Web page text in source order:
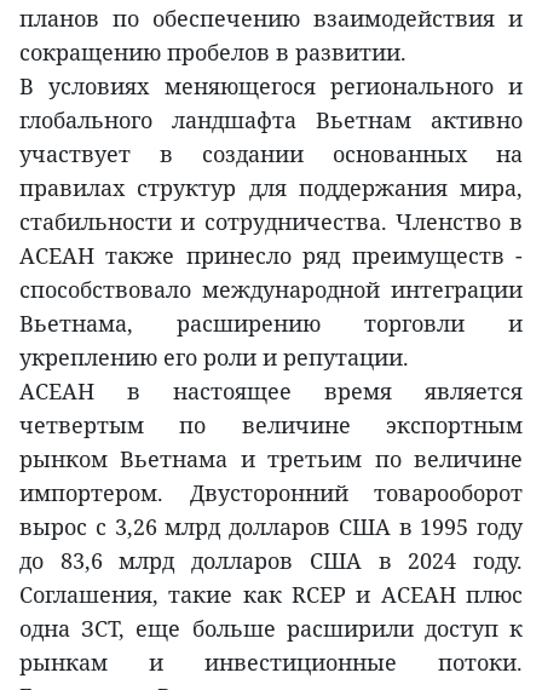
планов по обеспечению взаимодействия и
сокращению пробелов в развитии.
В условиях меняющегося регионального и
глобального ландшафта Вьетнам активно
участвует в создании основанных на
правилах структур для поддержания мира,
стабильности и сотрудничества. Членство в
АСЕАН также принесло ряд преимуществ -
способствовало международной интеграции
Вьетнама, расширению торговли и
укреплению его роли и репутации.
АСЕАН в настоящее время является
четвертым по величине экспортным
рынком Вьетнама и третьим по величине
импортером. Двусторонний товарооборот
вырос с 3,26 млрд долларов США в 1995 году
до 83,6 млрд долларов США в 2024 году.
Соглашения, такие как RCEP и АСЕАН плюс
одна ЗСТ, еще больше расширили доступ к
рынкам и инвестиционные потоки.